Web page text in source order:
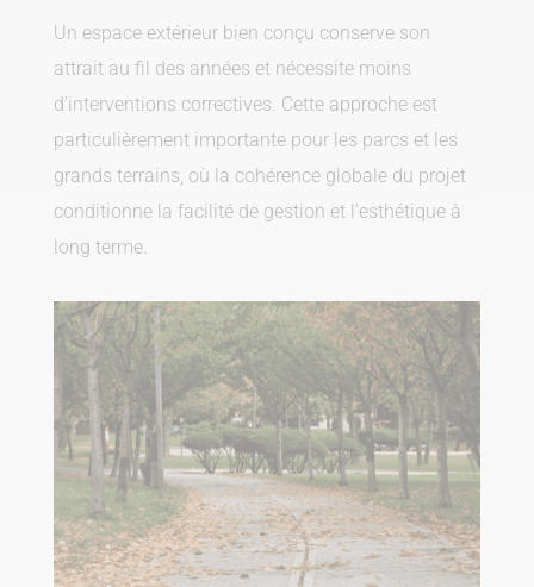
Un espace extérieur bien conçu conserve son
attrait au fil des années et nécessite moins
d’interventions correctives. Cette approche est
particulièrement importante pour les parcs et les
grands terrains, où la cohérence globale du projet
conditionne la facilité de gestion et l’esthétique à
long terme.